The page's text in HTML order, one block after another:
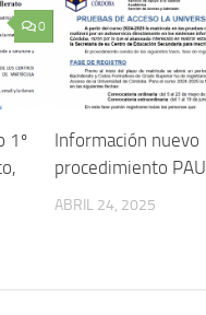
0
1º
Información nuevo
procedimiento PAU.
ABRIL 24, 2025